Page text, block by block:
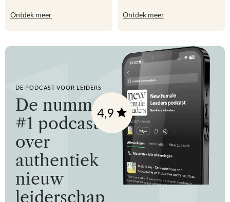
Ontdek meer Ontdek meer
DE PODCAST VOOR LEIDERS
De nummer
#1 podcast
over
authentiek
nieuw
leiderschap
4,9